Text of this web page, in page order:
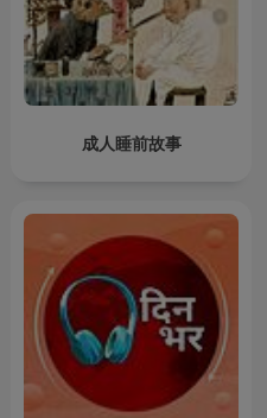
成人睡前故事